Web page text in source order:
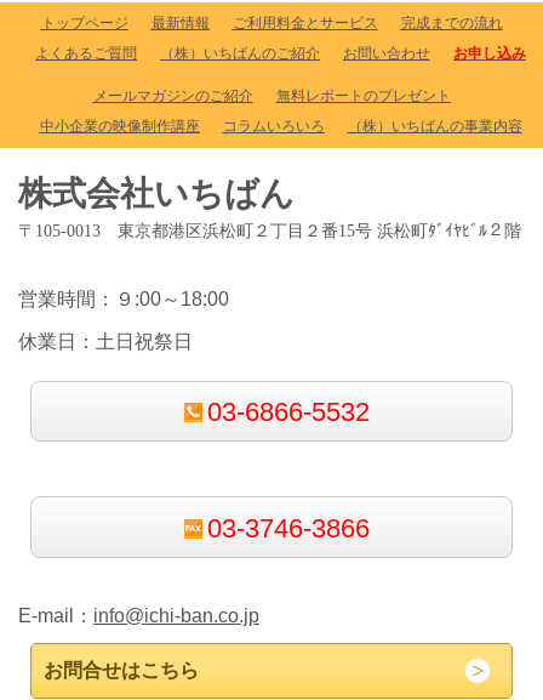
トップページ 最新情報 ご利用料金とサービス
完成までの流れ
よくあるご質問
（株）いちばんのご紹介 お問い合わせ お申し込み
メールマガジンのご紹介
無料レポートのプレゼント
中小企業の映像制作講座
コラムいろいろ （株）いちばんの事業内容
株式会社いちばん
〒105-0013 東京都港区浜松町２丁目２番15号 浜松町ﾀﾞｲﾔﾋﾞﾙ２階
営業時間：９:00～18:00
休業日：土日祝祭日
03-6866-5532
03-3746-3866
E-mail： info@ichi-ban.co.jp
お問合せはこちら